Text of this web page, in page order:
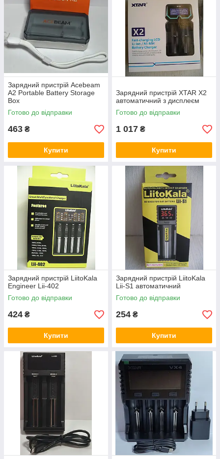
Зарядний пристрій Acebeam
A2 Portable Battery Storage
Box
Готово до відправки
463 ₴
Купити
Зарядний пристрій XTAR X2
автоматичний з дисплеєм
Готово до відправки
1 017 ₴
Купити
Зарядний пристрій LiitoKala
Engineer Lii-402
Готово до відправки
424 ₴
Купити
Зарядний пристрій LiitoKala
Lii-S1 автоматичний
Готово до відправки
254 ₴
Купити